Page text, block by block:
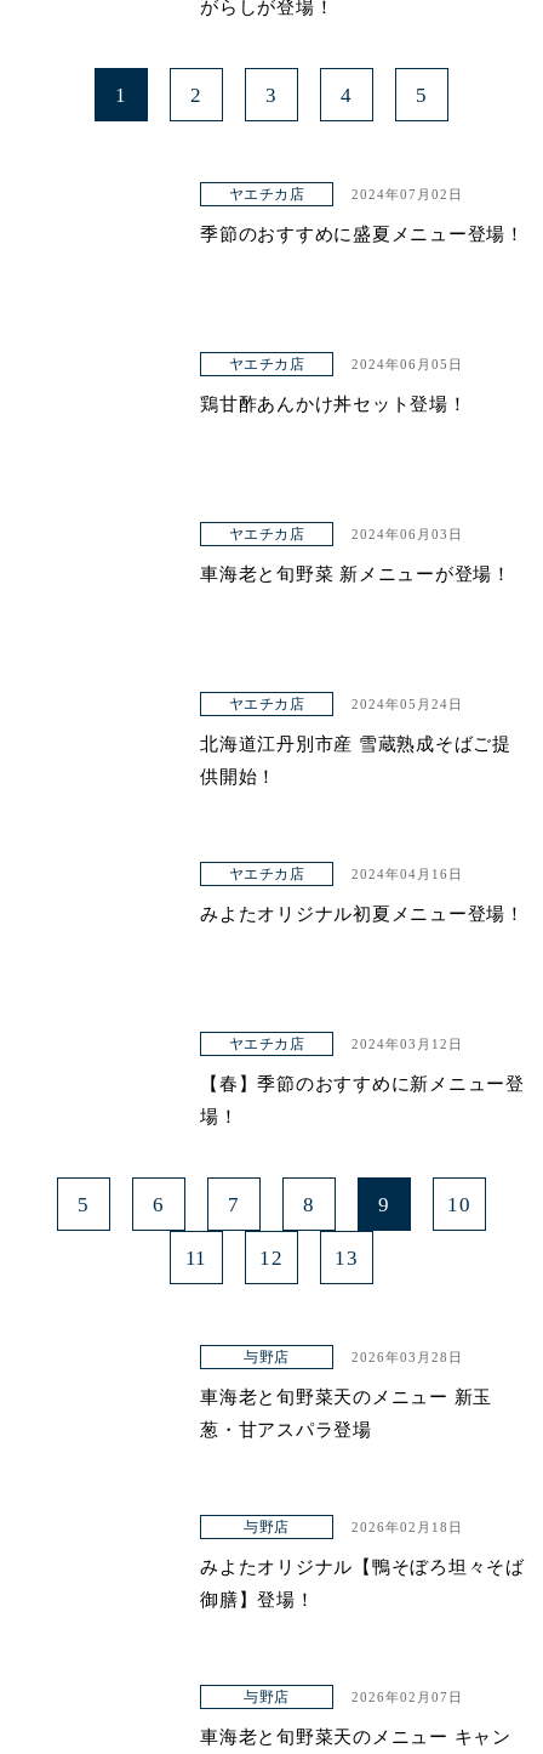
がらしが登場！
1 2 3 4 5
ヤエチカ店 2024年07月02日
季節のおすすめに盛夏メニュー登場！
ヤエチカ店 2024年06月05日
鶏甘酢あんかけ丼セット登場！
ヤエチカ店 2024年06月03日
車海老と旬野菜 新メニューが登場！
ヤエチカ店 2024年05月24日
北海道江丹別市産 雪蔵熟成そばご提
供開始！
ヤエチカ店 2024年04月16日
みよたオリジナル初夏メニュー登場！
ヤエチカ店 2024年03月12日
【春】季節のおすすめに新メニュー登
場！
5 6 7 8 9 10
11 12 13
与野店 2026年03月28日
車海老と旬野菜天のメニュー 新玉
葱・甘アスパラ登場
与野店 2026年02月18日
みよたオリジナル【鴨そぼろ坦々そば
御膳】登場！
与野店 2026年02月07日
車海老と旬野菜天のメニュー キャン